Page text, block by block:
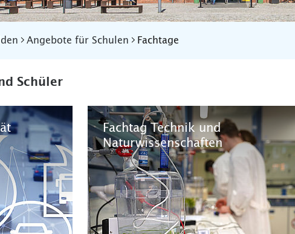
Angebote für Schulen Fachtage
Schüler
Fachtag Technik und
Naturwissenschaften